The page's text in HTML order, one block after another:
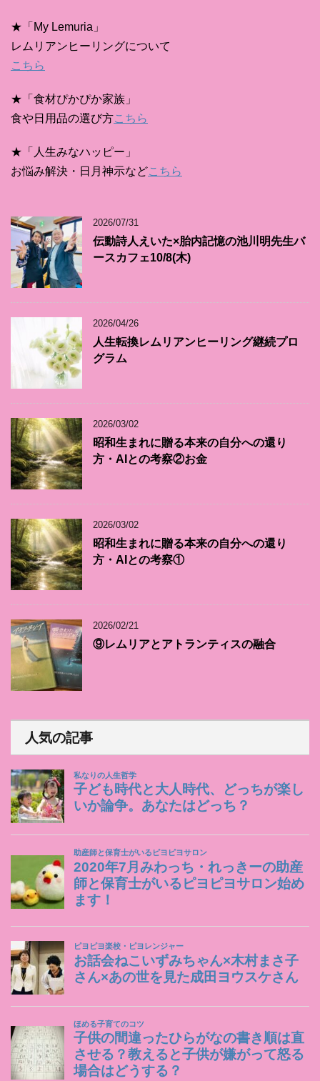
★「My Lemuria」
レムリアンヒーリングについて
こちら
★「食材ぴかぴか家族」
食や日用品の選び方こちら
★「人生みなハッピー」
お悩み解決・日月神示などこちら
2026/07/31
伝動詩人えいた×胎内記憶の池川明先生バ
ースカフェ10/8(木)
2026/04/26
人生転換レムリアンヒーリング継続プロ
グラム
2026/03/02
昭和生まれに贈る本来の自分への還り
方・AIとの考察②お金
2026/03/02
昭和生まれに贈る本来の自分への還り
方・AIとの考察①
2026/02/21
⑨レムリアとアトランティスの融合
人気の記事